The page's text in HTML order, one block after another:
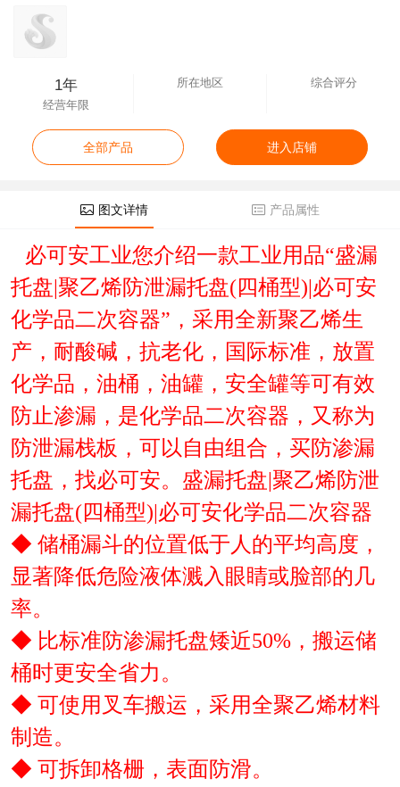
1年
经营年限
所在地区 综合评分
全部产品 进入店铺
图文详情 产品属性
必可安工业您介绍一款工业用品“盛漏
托盘|聚乙烯防泄漏托盘(四桶型)|必可安
化学品二次容器”，采用全新聚乙烯生
产，耐酸碱，抗老化，国际标准，放置
化学品，油桶，油罐，安全罐等可有效
防止渗漏，是化学品二次容器，又称为
防泄漏栈板，可以自由组合，买防渗漏
托盘，找必可安。盛漏托盘|聚乙烯防泄
漏托盘(四桶型)|必可安化学品二次容器
◆ 储桶漏斗的位置低于人的平均高度，
显著降低危险液体溅入眼睛或脸部的几
率。
◆ 比标准防渗漏托盘矮近50%，搬运储
桶时更安全省力。
◆ 可使用叉车搬运，采用全聚乙烯材料
制造。
◆ 可拆卸格栅，表面防滑。